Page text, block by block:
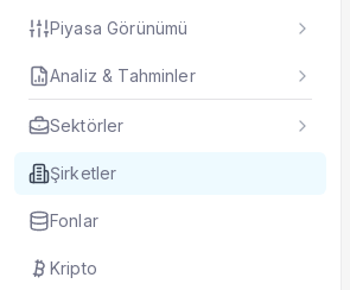
Piyasa Görünümü
Analiz & Tahminler
Sektörler
Şirketler
Fonlar
Kripto